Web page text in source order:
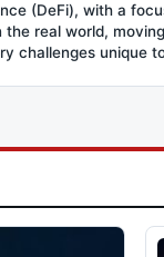
(DeFi), with a
real world,
challenges unique